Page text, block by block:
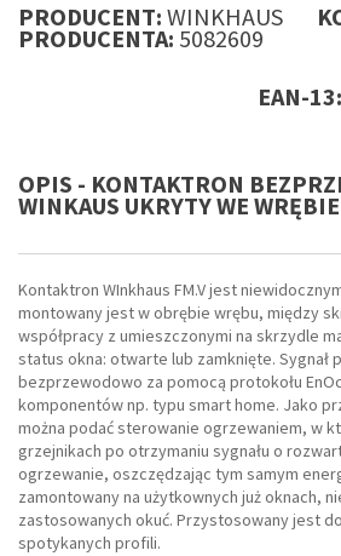
PRODUCENT: WINKHAUS
PRODUCENTA: 5082609
EAN-13:
OPIS - KONTAKTRON
WINKAUS UKRYTY WE
Kontaktron WInkhaus FM.V jest
montowany jest w obrębie wrębu, między
współpracy z umieszczonymi na skrzydle
status okna: otwarte lub zamknięte. Sygnał
bezprzewodowo za pomocą protokołu
komponentów np. typu smart home. Jako
można podać sterowanie ogrzewaniem, w
grzejnikach po otrzymaniu sygnału o
ogrzewanie, oszczędzając tym samym
zamontowany na użytkownych już oknach,
zastosowanych okuć. Przystosowany jest
spotykanych profili.